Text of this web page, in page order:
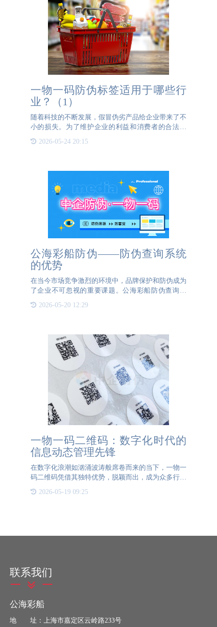
一物一码防伪标签适用于哪些行
业？（1）
随着科技的不断发展，假冒伪劣产品给企业带来了不
小的损失。为了维护企业的利益和消费者的合法权
防伪标签来打击假冒伪劣产品。那么，公海彩船防伪
2026-05-24 20:15
公海彩船防伪——防伪查询系统
的优势
在当今市场竞争激烈的环境中，品牌保护和防伪成为
了企业不可忽视的重要课题。公海彩船防伪查询系
和全面的功能，为企业提供了强有力的支持，有效地
2026-05-20 12:29
一物一码二维码：数字化时代的
信息动态管理先锋
在数字化浪潮如汹涌波涛般席卷而来的当下，一物一
码二维码凭借其独特优势，脱颖而出，成为众多行业
信息管理的得力助手。它所采用的可变二维码码制，
犹如一把神奇的钥匙，开启了信息动态展示的新大
2026-05-19 09:25
联系我们
公海彩船
地 址：上海市嘉定区云岭路233号